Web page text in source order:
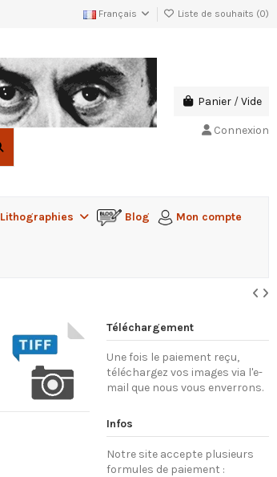
Français Liste de souhaits (0)
Panier /Vide
Connexion
Lithographies Blog Mon compte
Téléchargement
Une fois le paiement reçu,
téléchargez vos images via l'e-
mail que nous vous enverrons.
Infos
Notre site accepte plusieurs
formules de paiement :